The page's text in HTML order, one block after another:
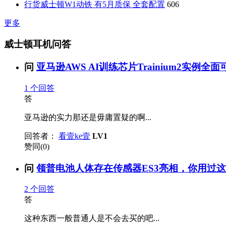
行货威士顿W1动铁 有5月质保 全套配置 606
更多
威士顿耳机问答
问 亚马逊AWS AI训练芯片Trainium2实例全面
1 个回答
答
亚马逊的实力那还是毋庸置疑的啊...
回答者： 看壹ke壹 LV1
赞同(0)
问 领普电池人体存在传感器ES3亮相，你用过
2 个回答
答
这种东西一般普通人是不会去买的吧...